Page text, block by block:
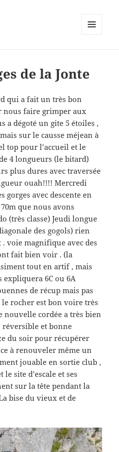
de la Jonte
qui a fait un très bon
nous faire grimper aux
a dégoté un gite 5 étoiles ,
sur le causse méjean à
top pour l’accueil et le
4 longueurs (le bitard)
plus dures avec traversée
ouah!!!! Mercredi
gorges avec descente en
que nous avons
(très classe) Jeudi longue
des gogols) rien
voie magnifique avec des
fait bien voir . (la
tout en artif , mais
6C ou 6A
de récup mais pas
rocher est bon voire très
nouvelle cordée a très bien
et bonne
du soir pour récupérer
à renouveler même un
jouable en sortie club ,
site d’escale et ses
sur la tête pendant la
bise du vieux et de